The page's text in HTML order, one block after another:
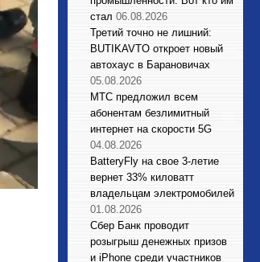
стал 06.08.2026
Третий точно не лишний:
BUTIKAVTO откроет новый
автохаус в Барановичах
05.08.2026
МТС предложил всем
абонентам безлимитный
интернет на скорости 5G
04.08.2026
BatteryFly на свое 3-летие
вернет 33% киловатт
владельцам электромобилей
01.08.2026
Сбер Банк проводит
розыгрыш денежных призов
и iPhone среди участников